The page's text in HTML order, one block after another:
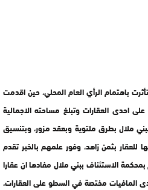
باهتمام الرأي العام المحلي، حين اقدمت
احدى العقارات وتبلغ مساحته الاجمالية
ببني ملال بطرق ملتوية وبعقد مزور، وبتنسيق
للعقار بثمن زاهد، وفور علمهم بالخبر تقدم
الاستئناف ببني ملال مفادها ان عقارا
مختصة في السطو على العقارات،